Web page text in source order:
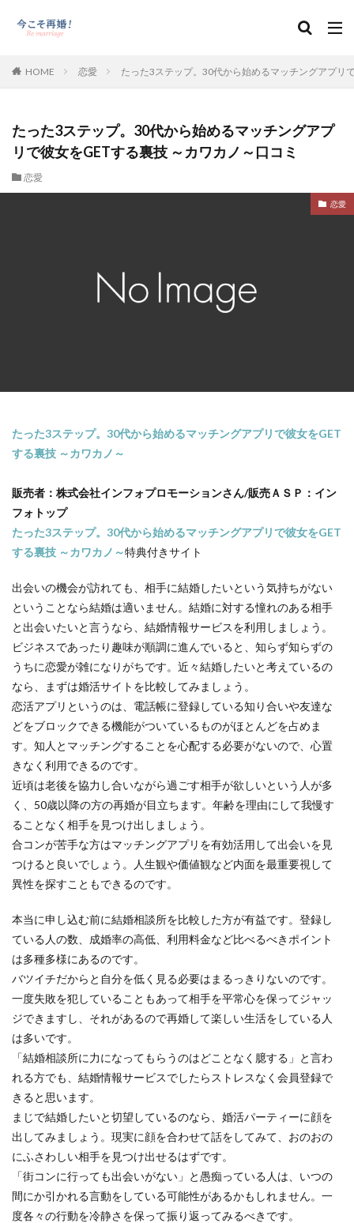
HOME 恋愛 たった3ステップ。30代から始めるマッチングアプリ
たった3ステップ。30代から始めるマッチングアプ
リで彼女をGETする裏技 ～カワカノ～口コミ
恋愛
恋愛
たった3ステップ。30代から始めるマッチングアプリで彼女をGET
する裏技 ～カワカノ～
販売者：株式会社インフォプロモーションさん/販売ＡＳＰ：イン
フォトップ
たった3ステップ。30代から始めるマッチングアプリで彼女をGET
する裏技 ～カワカノ～特典付きサイト
出会いの機会が訪れても、相手に結婚したいという気持ちがない
ということなら結婚は適いません。結婚に対する憧れのある相手
と出会いたいと言うなら、結婚情報サービスを利用しましょう。
ビジネスであったり趣味が順調に進んでいると、知らず知らずの
うちに恋愛が雑になりがちです。近々結婚したいと考えているの
なら、まずは婚活サイトを比較してみましょう。
恋活アプリというのは、電話帳に登録している知り合いや友達な
どをブロックできる機能がついているものがほとんどを占めま
す。知人とマッチングすることを心配する必要がないので、心置
きなく利用できるのです。
近頃は老後を協力し合いながら過ごす相手が欲しいという人が多
く、50歳以降の方の再婚が目立ちます。年齢を理由にして我慢す
ることなく相手を見つけ出しましょう。
合コンが苦手な方はマッチングアプリを有効活用して出会いを見
つけると良いでしょう。人生観や価値観など内面を最重要視して
異性を探すこともできるのです。
本当に申し込む前に結婚相談所を比較した方が有益です。登録し
ている人の数、成婚率の高低、利用料金など比べるべきポイント
は多種多様にあるのです。
バツイチだからと自分を低く見る必要はまるっきりないのです。
一度失敗を犯していることもあって相手を平常心を保ってジャッ
ジできますし、それがあるので再婚して楽しい生活をしている人
は多いです。
「結婚相談所に力になってもらうのはどことなく臆する」と言わ
れる方でも、結婚情報サービスでしたらストレスなく会員登録で
きると思います。
まじで結婚したいと切望しているのなら、婚活パーティーに顔を
出してみましょう。現実に顔を合わせて話をしてみて、おのおの
にふさわしい相手を見つけ出せるはずです。
「街コンに行っても出会いがない」と愚痴っている人は、いつの
間にか引かれる言動をしている可能性があるかもしれません。一
度各々の行動を冷静さを保って振り返ってみるべきです。